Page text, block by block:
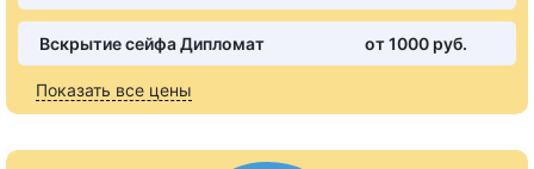
Вскрытие сейфа Дипломат от 1000 pуб.
Показать все цены